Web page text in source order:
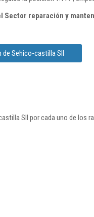
Sector reparación y
Sehico-castilla Sll
Sll por cada uno de los